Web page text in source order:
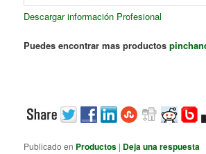
Descargar información Profesional
Puedes encontrar mas productos
Publicado en Productos | Deja una respuesta